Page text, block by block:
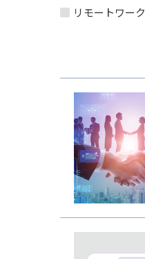
リモートワーク